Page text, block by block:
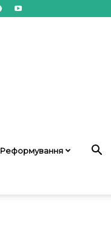
Реформування